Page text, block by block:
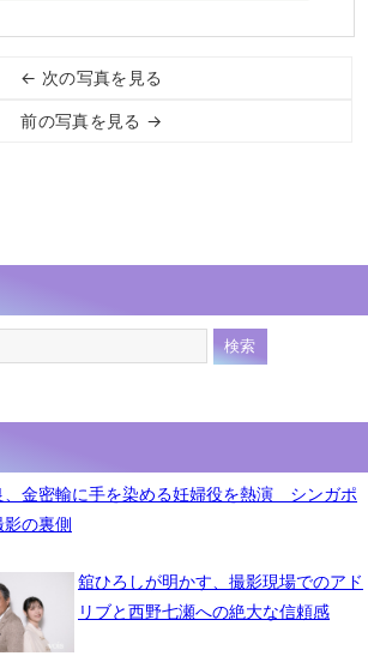
← 次の写真を見る
前の写真を見る →
、金密輸に手を染める妊婦役を熱演 シンガポ
影の裏側
舘ひろしが明かす、撮影現場でのアド
リブと西野七瀬への絶大な信頼感